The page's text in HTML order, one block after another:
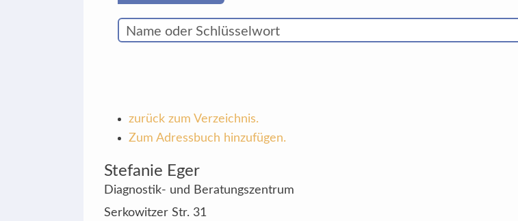
zurück zum Verzeichnis.
Zum Adressbuch hinzufügen.
Stefanie Eger
Diagnostik- und Beratungszentrum
Serkowitzer Str. 31